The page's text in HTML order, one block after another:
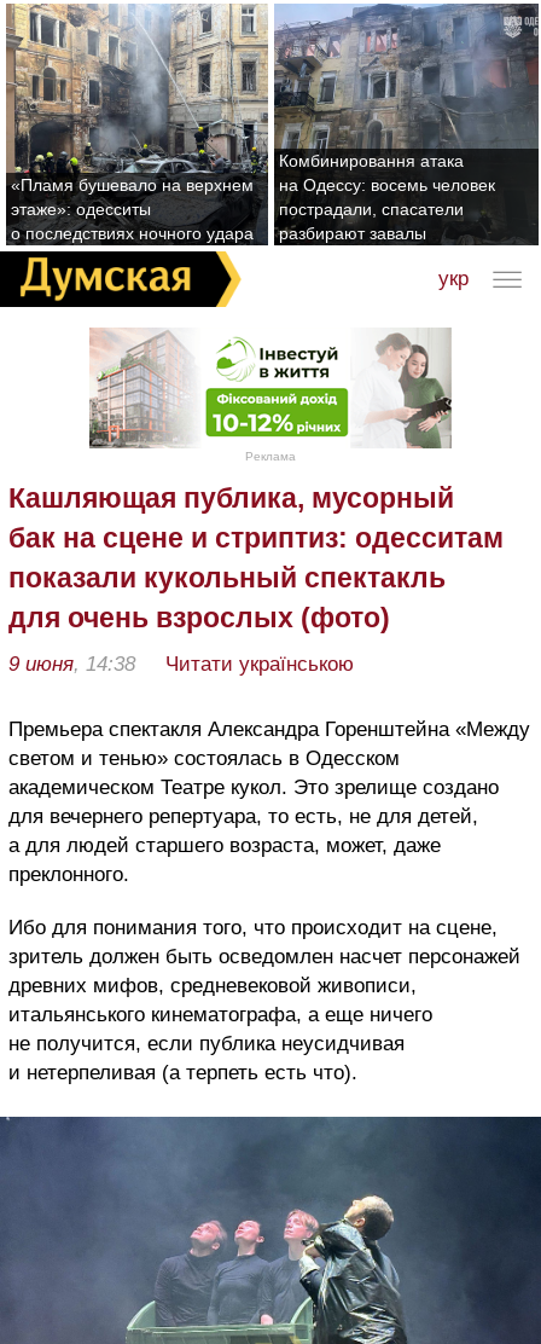
«Пламя бушевало на верхнем
этаже»: одесситы
о последствиях ночного удара
Комбинировання атака
на Одессу: восемь человек
пострадали, спасатели
разбирают завалы
укр
Реклама
Кашляющая публика, мусорный
бак на сцене и стриптиз: одесситам
показали кукольный спектакль
для очень взрослых (фото)
9 июня, 14:38 Читати українською
Премьера спектакля Александра Горенштейна «Между
светом и тенью» состоялась в Одесском
академическом Театре кукол. Это зрелище создано
для вечернего репертуара, то есть, не для детей,
а для людей старшего возраста, может, даже
преклонного.
Ибо для понимания того, что происходит на сцене,
зритель должен быть осведомлен насчет персонажей
древних мифов, средневековой живописи,
итальянського кинематографа, а еще ничего
не получится, если публика неусидчивая
и нетерпеливая (а терпеть есть что).